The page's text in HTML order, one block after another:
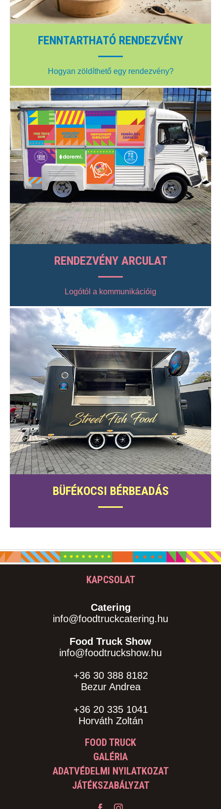
FENNTARTHATÓ RENDEZVÉNY
Hogyan zöldíthető egy rendezvény?
RENDEZVÉNY ARCULAT
Logótól a kommunikációig
BÜFÉKOCSI BÉRBEADÁS
KAPCSOLAT
Catering
info@foodtruckcatering.hu
Food Truck Show
info@foodtruckshow.hu
+36 30 388 8182
Bezur Andrea
+36 20 335 1041
Horváth Zoltán
FOOD TRUCK
GALÉRIA
ADATVÉDELMI NYILATKOZAT
JÁTÉKSZABÁLYZAT